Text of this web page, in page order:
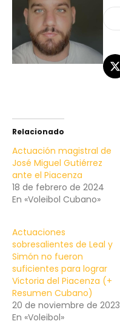
Relacionado
Actuación magistral de
José Miguel Gutiérrez
ante el Piacenza
18 de febrero de 2024
En «Voleibol Cubano»
Actuaciones
sobresalientes de Leal y
Simón no fueron
suficientes para lograr
Victoria del Piacenza (+
Resumen Cubano)
20 de noviembre de 2023
En «Voleibol»